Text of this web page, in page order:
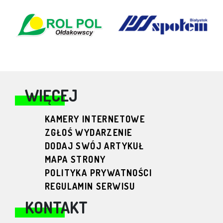
WIĘCEJ
KAMERY INTERNETOWE
ZGŁOŚ WYDARZENIE
DODAJ SWÓJ ARTYKUŁ
MAPA STRONY
POLITYKA PRYWATNOŚCI
REGULAMIN SERWISU
KONTAKT